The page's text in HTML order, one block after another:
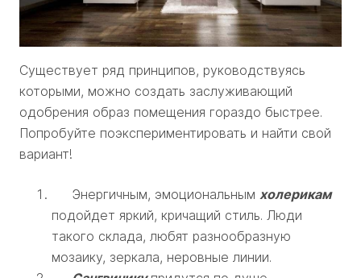
Существует ряд принципов, руководствуясь
которыми, можно создать заслуживающий
одобрения образ помещения гораздо быстрее.
Попробуйте поэкспериментировать и найти свой
вариант!
Энергичным, эмоциональным холерикам
подойдет яркий, кричащий стиль. Люди
такого склада, любят разнообразную
мозаику, зеркала, неровные линии.